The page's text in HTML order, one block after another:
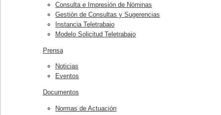
Consulta e Impresión de Nóminas
Gestión de Consultas y Sugerencias
Instancia Teletrabajo
Modelo Solicitud Teletrabajo
Prensa
Noticias
Eventos
Documentos
Normas de Actuación